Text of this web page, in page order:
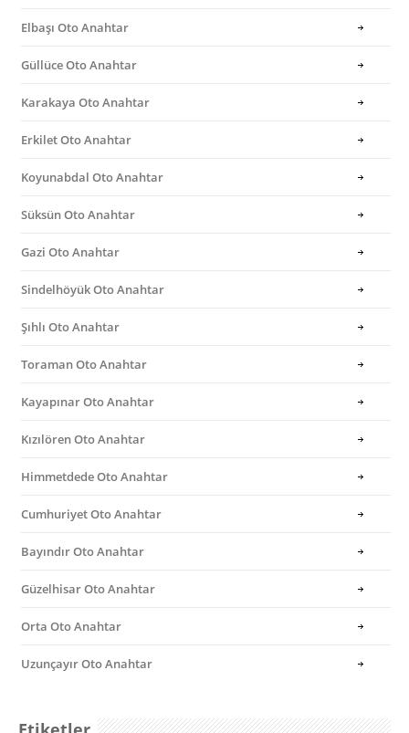
Elbaşı Oto Anahtar
Güllüce Oto Anahtar
Karakaya Oto Anahtar
Erkilet Oto Anahtar
Koyunabdal Oto Anahtar
Süksün Oto Anahtar
Gazi Oto Anahtar
Sindelhöyük Oto Anahtar
Şıhlı Oto Anahtar
Toraman Oto Anahtar
Kayapınar Oto Anahtar
Kızılören Oto Anahtar
Himmetdede Oto Anahtar
Cumhuriyet Oto Anahtar
Bayındır Oto Anahtar
Güzelhisar Oto Anahtar
Orta Oto Anahtar
Uzunçayır Oto Anahtar